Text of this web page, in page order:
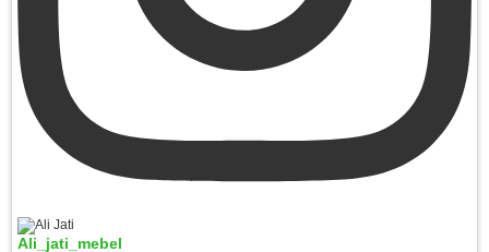
Ali_jati_mebel